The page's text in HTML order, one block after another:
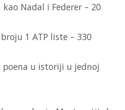
Nadal i Federer – 20
1 ATP liste – 330
poena u istoriji u jednoj